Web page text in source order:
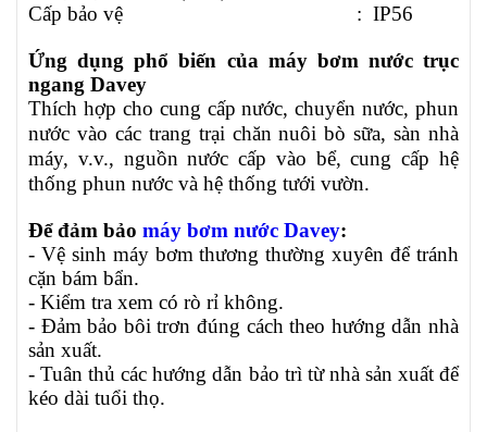
Cấp bảo vệ : IP56
Ứng dụng phổ biến của máy bơm nước trục
ngang Davey
Thích hợp cho cung cấp nước, chuyển nước, phun
nước vào các trang trại chăn nuôi bò sữa, sàn nhà
máy, v.v., nguồn nước cấp vào bể, cung cấp hệ
thống phun nước và hệ thống tưới vườn.
Để đảm bảo máy bơm nước Davey:
- Vệ sinh máy bơm thương thường xuyên để tránh
cặn bám bẩn.
- Kiểm tra xem có rò rỉ không.
- Đảm bảo bôi trơn đúng cách theo hướng dẫn nhà
sản xuất.
- Tuân thủ các hướng dẫn bảo trì từ nhà sản xuất để
kéo dài tuổi thọ.